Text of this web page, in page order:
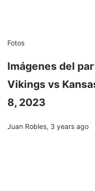
Fotos
Imágenes del
Vikings vs
8, 2023
Juan Robles, 3 years ago